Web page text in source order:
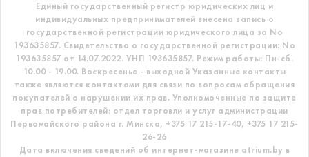
Единый государственный регистр юридических лиц и
индивидуальных предпринимателей внесена запись о
государственной регистрации юридического лица за No
193635857. Свидетельство о государственной регистрации: No
193635857 от 14.07.2022. УНП 193635857. Режим работы: Пн-сб.
10.00 - 19.00. Воскресенье - выходной Указанные контакты
также являются контактами для связи по вопросам обращения
покупателей о нарушении их прав. Уполномоченные по защите
прав потребителей: отдел торговли и услуг администрации
Первомайского района г. Минска, +375 17 215-17-40, +375 17 215-
26-26
Дата включения сведений об интернет-магазине atrium.by в